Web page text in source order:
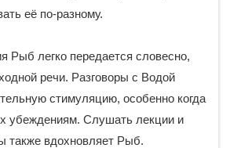
её по-разному.
Рыб легко передается словесно,
речи. Разговоры с Водой
стимуляцию, особенно когда
убеждениям. Слушать лекции и
также вдохновляет Рыб.